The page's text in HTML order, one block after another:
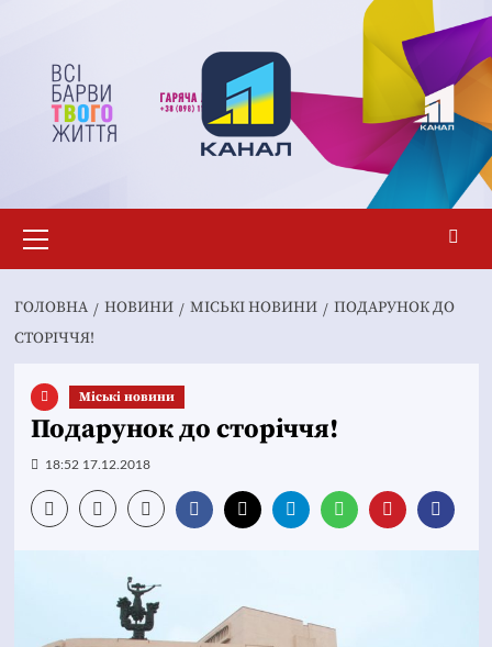
вмісту
меню
ГОЛОВНА НОВИНИ MІСЬКІ НОВИНИ
ПОДАРУНОК ДО
СТОРІЧЧЯ!
Mіські новини
Подарунок до сторіччя!
18:52 17.12.2018